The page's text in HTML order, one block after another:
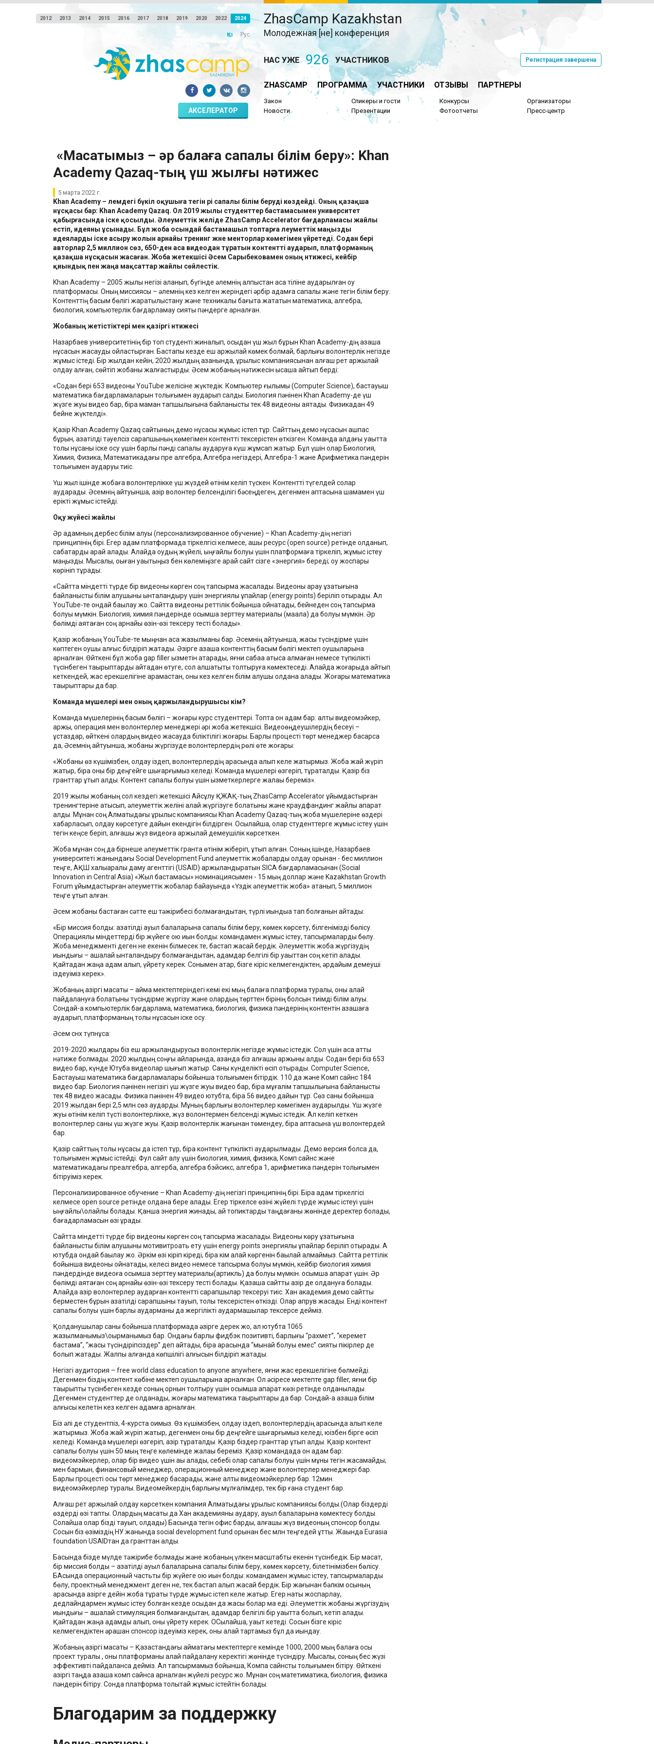
2012 2013 2014 2015 2016 2017 2018 2019 2020 2022 2024
Қаз Рус
ZhasCamp Kazakhstan
Молодежная [не] конференция
АКСЕЛЕРАТОР
НАС УЖЕ 926 УЧАСТНИКОВ Регистрация завершена
ZHASCAMP ПРОГРАММА УЧАСТНИКИ ОТЗЫВЫ ПАРТНЕРЫ
Закон
Новости
Спикеры и гости
Презентации
Конкурсы
Фотоотчеты
Организаторы
Пресс-центр
​ «Мақсатымыз – әр балаға сапалы білім беру»: Khan
Academy Qazaq-тың үш жылғы нәтижес
5 марта 2022 г.
Khan Academy – әлемдегі бүкіл оқушыға тегін әрі сапалы білім беруді көздейді. Оның қазақша
нұсқасы бар: Khan Academy Qazaq. Ол 2019 жылы студенттер бастамасымен университет
қабырғасында іске қосылды. Әлеуметтік желіде ZhasCamp Accelerator бағдарламасы жайлы
естіп, идеяны ұсынады. Бұл жоба осындай бастамашыл топтарға әлеуметтік маңызды
идеяларды іске асыру жолын арнайы тренинг және менторлар көмегімен үйретеді. Содан бері
авторлар 2,5 миллион сөз, 650-ден аса видеодан тұратын контентті аударып, платформаның
қазақша нұсқасын жасаған. Жоба жетекшісі Әсем Сарыбековамен оның нәтижесі, кейбір
қиындық пен жаңа мақсаттар жайлы сөйлестік.
Khan Academy – 2005 жылы негізі қаланып, бүгінде әлемнің алпыстан аса тіліне аударылған оқу
платформасы. Оның миссиясы – әлемнің кез келген жеріндегі әрбір адамға сапалы және тегін білім беру.
Контенттің басым бөлігі жаратылыстану және техникалық бағытқа жататын математика, алгебра,
биология, компьютерлік бағдарламау сияқты пәндерге арналған.
Жобаның жетістіктері мен қазіргі нәтижесі
Назарбаев университетінің бір топ студенті жиналып, осыдан үш жыл бұрын Khan Academy-дің қазақша
нұсқасын жасауды ойластырған. Бастапқы кезде еш қаржылай көмек болмай, барлығы волонтерлік негізде
жұмыс істеді. Бір жылдан кейін, 2020 жылдың қазанында, құрылыс компаниясынан алғаш рет қаржылай
қолдау алған, сөйтіп жобаны жалғастырды. Әсем жобаның нәтижесін қысқаша айтып берді:
«Содан бері 653 видеоны YouTube желісіне жүктедік. Компьютер ғылымы (Computer Science), бастауыш
математика бағдарламаларын толығымен аударып салдық. Биология пәнінен Khan Academy-де үш
жүзге жуық видео бар, бірақ маман тапшылығына байланысты тек 48 видеоны аяқтадық. Физикадан 49
бейне жүктелді».
Қазір Khan Academy Qazaq сайтының демо нұсқасы жұмыс істеп тұр. Сайттың демо нұсқасын ашпас
бұрын, қазақтілді тәуелсіз сарапшының көмегімен контентті тексерістен өткізген. Команда алдағы уақытта
толық нұсқаны іске қосу үшін барлық пәнді сапалы аударуға күш жұмсап жатыр. Бұл үшін олар Биология,
Химия, Физика, Математикадағы пре алгебра, Алгебра негіздері, Алгебра-1 және Арифметика пәндерін
толығымен аударуы тиіс.
Үш жыл ішінде жобаға волонтерлікке үш жүздей өтінім келіп түскен. Контентті түгелдей солар
аударады. Әсемнің айтуынша, қазір волонтер белсенділігі бәсеңдеген, дегенмен аптасына шамамен үш
ерікті жұмыс істейді.
Оқу жүйесі жайлы
Әр адамның дербес білім алуы (персонализированное обучение) – Khan Academy-дің негізгі
принципінің бірі. Егер адам платформада тіркелгісі келмесе, ашық ресурс (open source) ретінде қолданып,
сабақтарды қарай алады. Алайда оқудың жүйелі, ыңғайлы болуы үшін платформаға тіркеліп, жұмыс істеу
маңызды. Мысалы, оқыған уақытыңыз бен көлеміңізге қарай сайт сізге «энергия» береді; оқу жоспары
көрініп тұрады:
«Сайтта міндетті түрде бір видеоны көрген соң тапсырма жасалады. Видеоны қарау ұзақтығына
байланысты білім алушыны ынталандыру үшін энергиялық ұпайлар (energy points) беріліп отырады. Ал
YouTube-те ондай бақылау жоқ. Сайтта видеоны реттілік бойынша ойнатады, бейнеден соң тапсырма
болуы мүмкін. Биология, химия пәндерінде қосымша зерттеу материалы (мақала) да болуы мүмкін. Әр
бөлімді аяқтаған соң арнайы өзін-өзі тексеру тесті болады».
Қазір жобаның YouTube-те мыңнан аса жазылманы бар. Әсемнің айтуынша, жақсы түсіндірме үшін
көптеген оқушы алғыс білдіріп жатады. Әзірге қазақша контенттің басым бөлігі мектеп оқушыларына
арналған. Өйткені бұл жоба gap filler қызметін атқарады, яғни сабаққа қатыса алмаған немесе түпкілікті
түсінбеген тақырыптарды қайтадан өтуге, сол алшақтықты толтыруға көмектеседі. Алайда жоғарыда айтып
кеткендей, жас ерекшелігіне қарамастан, оны кез келген білім алушы қолдана алады. Жоғары математика
тақырыптары да бар.
Команда мүшелері мен оның қаржыландырушысы кім?
Команда мүшелерінің басым бөлігі – жоғары курс студенттері. Топта он адам бар: алты видеомэйкер,
қаржы, операция мен волонтерлер менеджері әрі жоба жетекшісі. Видеоөңдеушілердің бесеуі –
ұстаздар, өйткені олардың видео жасауда біліктілігі жоғары. Барлық процесті төрт менеджер басқарса
да, Әсемнің айтуынша, жобаны жүргізуде волонтерлердің рөлі өте жоғары:
«Жобаны өз күшімізбен, қолдау іздеп, волонтерлердің арқасында алып келе жатырмыз. Жоба жай жүріп
жатыр, бірақ оны бір деңгейге шығарғымыз келеді. Команда мүшелері өзгеріп, тұрақталды. Қазір біз
гранттар ұтып алдық. Контент сапалы болуы үшін қызметкерлерге жалақы береміз».
2019 жылы жобаның сол кездегі жетекшісі Айсұлу ҚЖАҚ-тың ZhasCamp Accelerator ұйымдастырған
тренингтеріне қатысып, әлеуметтік желіні қалай жүргізуге болатыны және краудфандинг жайлы ақпарат
алды. Мұнан соң Алматыдағы құрылыс компаниясы Khan Academy Qazaq-тың жоба мүшелеріне өздері
хабарласып, қолдау көрсетуге дайын екендігін білдірген. Осылайша, олар студенттерге жұмыс істеу үшін
тегін кеңсе беріп, алғашқы жүз видеоға қаржылай демеушілік көрсеткен.
Жоба мұнан соң да бірнеше әлеуметтік грантқа өтінім жіберіп, ұтып алған. Соның ішінде, Назарбаев
университеті жанындағы Social Development Fund әлеуметтік жобаларды қолдау қорынан - бес миллион
теңге, АҚШ халықаралық даму агенттігі (USAID) қаржыландыратын SICA бағдарламасынан (Social
Innovation in Central Asia) «Жыл бастамасы» номинациясымен - 15 мың доллар және Kazakhstan Growth
Forum ұйымдастырған әлеуметтік жобалар байқауында «Үздік әлеуметтік жоба» атанып, 5 миллион
теңге ұтып алған.
Әсем жобаны бастаған сәтте еш тәжірибесі болмағандықтан, түрлі қиындыққа тап болғанын айтады:
«Бір миссия болды: қазақтілді ауыл балаларына сапалы білім беру, көмек көрсету, білгенімізді бөлісу.
Операциялық міндеттерді бір жүйеге қою қиын болды: командамен жұмыс істеу, тапсырмаларды бөлу.
Жоба менеджменті деген не екенін білмесек те, бастап жасай бердік. Әлеуметтік жоба жүргізудің
қиындығы – ақшалай ынталандыру болмағандықтан, адамдар белгілі бір уақыттан соң кетіп қалады.
Қайтадан жаңа адам алып, үйрету керек. Сонымен қатар, бізге кіріс келмегендіктен, әрдайым демеуші
іздеуіміз керек».
Жобаның қазіргі мақсаты – аймақ мектептеріндегі кемі екі мың балаға платформа туралы, оны қалай
пайдалануға болатыны түсіндірме жүргізу және олардың төрттен бірінің болсын тиімді білім алуы.
Сондай-ақ компьютерлік бағдарлама, математика, биология, физика пәндерінің контентін қазақшаға
аударып, платформаның толық нұсқасын іске қосу.
Әсем снх түпнұсқа:
2019-2020 жылдары біз еш қаржыландырусыз волонтерлік негізде жұмыс істедік. Сол үшін аса қатты
нәтиже болмады. 2020 жылдың соңғы айларында, қазанда біз алғашқы қаржыны алдық. Содан бері біз 653
видео бар, күнде Ютубқа видеолар шығып жатыр. Саны күнделікті өсіп отырады. Computer Science,
Бастауыш математика бағдарламалары бойынша толығымен бітірдік. 110 да және Комп сайнс 184
видео бар. Биология пәнінен негізігі үш жүзге жуық видео бар, бірақ мұғалім тапшылығына байланысты
тек 48 видео жасадық. Физика пәнінен 49 видео ютубта, бірақ 56 видео дайын тұр. Сөз саны бойынша
2019 жылдан бері 2,5 млн сөз аудардық. Мұның барлығы волонтерлер көмегімен аударылды. Үш жүзге
жуық өтінім келіп түсті волонтерлікке, жүз волонтермен белсенді жұмыс істедік. Ал келіп кеткен
волонтерлер саны үш жүзге жуық. Қазір волонтерлік жағынан төмендеу, бірақ аптасына үш волонтердей
бар.
Қазір сайттың толық нұсқасы да істеп тұр, бірақ контент түпкілікті аударылмады. Демо версия болса да,
толығымен жұмыс істейді. Фул сайт алу үшін биология, химия, физика, Комп сайнс және
математикадағы преалгебра, алгерба, алгебра бэйсикс, алгебра 1, арифметика пәндерін толығымен
бітіруіміз керек.
Персонализированное обучение – Khan Academy-дің негізгі принципінің бірі. Бірақ адам тіркелгісі
келмесе open source ретінде қолдана бере алады. Егер тіркелсе өзіні жүйелі түрде жұмыс істеуі үшін
ыңғайлы\қолайлы болады. Қанша энергия жинады, қай топиктарды таңдағаны жөнінде деректер болады,
бағадарламасын өзі құрады.
Сайтта міндетті түрде бір видеоны көрген соң тапсырма жасалады. Видеоны көру ұзақтығына
байланысты білім алушыны мотивитроать ету үшін energy points энергиялық ұпайлар беріліп отырады. А
ютубда ондай бақылау жоқ. Әркім өзі кіріп кіреді, бірақ кім қалай көргенін бақылай алмаймыз. Сайтта реттілік
бойынша видеоны ойнатады, келесі видео немесе тапсырма болуы мүмкін, кейбір биология химия
пәндердінде видеоға қосымша зерттеу материалы(артикль) да болуы мүмкін. қосымша ақпарат үшін. Әр
бөлімді аяқтаған соң арнайы өзін-өзі тексеру тесті болады. Қазақша сайтты қазір де қолдануға болады.
Алайда қазір волонтерлер аударған контентті сарапшылар тексеруі тиіс. Хан академия демо сайтты
берместен бұрын қазақтілді сарапшыны тауып, толық тексерістен өткізді. Олар апрув жасады. Енді контент
сапалы болуы үшін барлық аударманы да жергілікті аудармашылар тексерсе дейміз.
Қолданушылар саны бойынша платформада әзірге дерек жоқ, ал ютубта 1065
жазылманымыз\оқырманымыз бар. Ондағы барлық фидбэк позитивті, барлығы “рахмет”, “керемет
бастама”, “жақсы түсіндіріпсіздер” деп айтады, бірақ арасында “мынай болуы емес” сияқты пікірлер де
болып жатады. Жалпы алғанда көпшілігі алғысын білдіріп жатады.
Негізгі аудитория – free world class education to anyone anywhere, яғни жас ерекшелігіне бөлмейді.
Дегенмен біздің контент көбіне мектеп оқушыларына арналған. Ол әсіресе мектепте gap filler, яғни бір
тақырыпты түсінбеген кезде соның орнын толтыру үшін қосымша ақпарат көзі ретінде қолданылады.
Дегенмен студенттер де қолданады, жоғары математика тақырыптары да бар. Сондай-ақ қазақша білім
алғысы келетін кез келген адамға арналған.
Біз әлі де студентпіз, 4-курста оқимыз. Өз күшімізбен, қолдау іздеп, волонтерлердің арқасында алып келе
жатырмыз. Жоба жай жүріп жатыр, дегенмен оны бір деңгейге шығарғымыз келеді, юізбен бірге өсіп
келеді. Команда мүшелері өзгеріп, қазір тұрақталды. Қазір біздер гранттар ұтып алдық. Қазір контент
сапалы болуы үшін 50 мың теңге көлемінде жалақы береміз. Қазір командада он адам бар:
видеомэйкерлер, олар бір видео үшін ақы алады, себебі олар сапалы болуы үшін мұны тегін жасамайды;
мен бармын, финансовый менеджер, операционный менеджер және волонтерлер менеджері бар.
Барлық процесті осы төрт менеджер басқарады, және алты видеомэйкерлер бар. 12мин.
видеомэйкерлер туралы. Видеомейкердің барлығы мұлғалімдер, тек бір ғана студент бар.
Алғаш рет қаржылай қолдау көрсеткен компания Алматыдағы құрылыс компаниясы болды.(Олар біздерді
өздерді өзі тапты. Олардың мақсаты да Хан академияны аудару, ауыл балаларына көмектесу болды.
Солайша олар бізді тауып, қолдады) Басында тегін офис барды, алғашқы жүз видеоның спонсор болды.
Сосын біз өзіміздің НУ жанында social development fund қорынан бес млн теңгедей ұттық. Жақында Eurasia
foundation USAIDтан да гранттан алдық.
Басында бізде мүлде тәжірибе болмады және жобаның үлкен масштабты екенін түсінбедік. Бір мақсат,
бір миссия болды – қазақтілді ауыл балаларына сапалы білім беру, көмек көрсету, білетінімізбен бөлісу.
БАсында операционный частьты бір жүйеге қою қиын болды: командамен жұмыс істеу, тапсырмаларды
бөлу, проектный менеджмент деген не, тек бастап алып жасай бердік. Бір жағынан бәлкім осының
арқасында қазірге дейін жоба тұрақты түрде жұмыс істеп келе жатыр. Егер нақты жоспарлау,
дедлайндармен жұмыс істеу болған кезде осыдан да жақсы болар ма еді. Әлеуметтік жобаны жүргізудің
қиындығы – ақшалай стимуляция болмағандықтан, адамдар белігілі бір уақытта болып, кетіп қалады.
Қайтадан жаңа адамды алып, оны үйрету керек. ОСылайша, уақыт кетеді. Сосын бізге кіріс
келмегендіктен әрқашан спонсор іздеуіміз керек, оны қалай тартамыз бұл да қиындау.
Жобаның қазіргі мақсаты – Қазақстандағы аймақтағы мектептерге кемінде 1000, 2000 мың балаға осы
проект туралы , оны платформаны қалай пайдалану керектігі жөнінде түсіндіру. Мысалы, соның бес жүзі
эффективті пайдаланса дейміз. Ал тапсырмамыз бойынша, Компа сайнсты толығымен бітіру. Өйткені
қазіргі таңда қазақша комп сайнсқа арналған жүйелі ресурс жоқ. Мұнан соң матетиматика, биология, физика
пәндерін бітіру. Сонда платформа толықтай жұмыс істейтін болады.
Благодарим за поддержку